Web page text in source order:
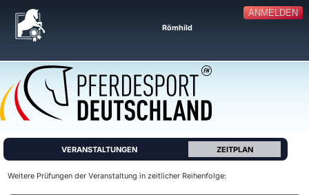
ANMELDEN
Römhild
VERANSTALTUNGEN ZEITPLAN
Weitere Prüfungen der Veranstaltung in zeitlicher Reihenfolge: